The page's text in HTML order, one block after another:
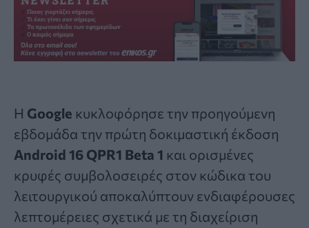
Η Google κυκλοφόρησε την προηγούμενη
εβδομάδα την πρώτη δοκιμαστική έκδοση
Android 16 QPR1 Beta 1 και ορισμένες
κρυφές συμβολοσειρές στον κώδικα του
λειτουργικού αποκαλύπτουν ενδιαφέρουσες
λεπτομέρειες σχετικά με τη διαχείριση